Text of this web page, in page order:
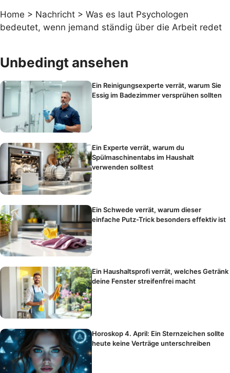
Home > Nachricht > Was es laut Psychologen
bedeutet, wenn jemand ständig über die Arbeit redet
Unbedingt ansehen
Ein Reinigungsexperte verrät, warum Sie
Essig im Badezimmer versprühen sollten
Ein Experte verrät, warum du
Spülmaschinentabs im Haushalt
verwenden solltest
Ein Schwede verrät, warum dieser
einfache Putz-Trick besonders effektiv ist
Ein Haushaltsprofi verrät, welches Getränk
deine Fenster streifenfrei macht
Horoskop 4. April: Ein Sternzeichen sollte
heute keine Verträge unterschreiben